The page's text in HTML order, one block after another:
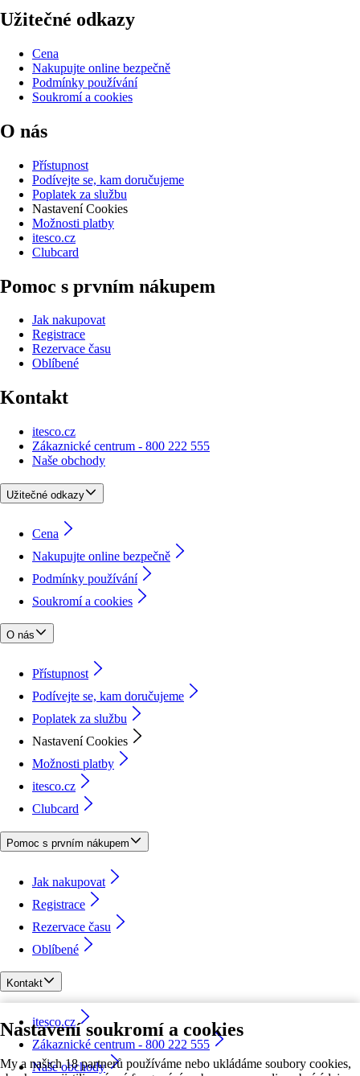
Nastavení soukromí a cookies
My a našich 18 partnerů používáme nebo ukládáme soubory cookies,
Užitečné odkazy
Cena
Nakupujte online bezpečně
Podmínky používání
Soukromí a cookies
O nás
Přístupnost
Podívejte se, kam doručujeme
Poplatek za službu
Nastavení Cookies
Možnosti platby
itesco.cz
Clubcard
Pomoc s prvním nákupem
Jak nakupovat
Registrace
Rezervace času
Oblíbené
Kontakt
itesco.cz
Zákaznické centrum - 800 222 555
Naše obchody
Užitečné odkazy
Cena
Nakupujte online bezpečně
Podmínky používání
Soukromí a cookies
O nás
Přístupnost
Podívejte se, kam doručujeme
Poplatek za službu
Nastavení Cookies
Možnosti platby
itesco.cz
Clubcard
Pomoc s prvním nákupem
Jak nakupovat
Registrace
Rezervace času
Oblíbené
Kontakt
itesco.cz
Zákaznické centrum - 800 222 555
Naše obchody